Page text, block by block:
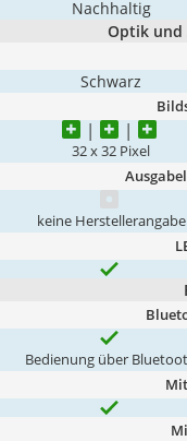
Nachhaltig
Optik und
Schwarz
32 x 32 Pixel
keine Herstellerangabe
Bedienung über